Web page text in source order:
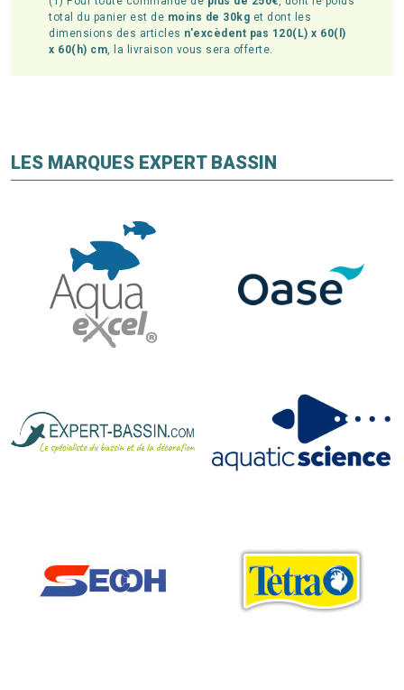
total du panier est de moins de 30kg et dont les
dimensions des articles n'excèdent pas 120(L) x 60(l)
x 60(h) cm, la livraison vous sera offerte.
LES MARQUES EXPERT BASSIN